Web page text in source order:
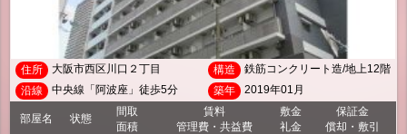
住所 大阪市西区川口２丁目 構造
鉄筋コンクリート造/地上12階
沿線
中央線「阿波座」徒歩5分 築年 2019年01月
部屋名 状態
間取
面積
賃料
管理費・共益費
敷金
礼金
保証金
償却・敷引